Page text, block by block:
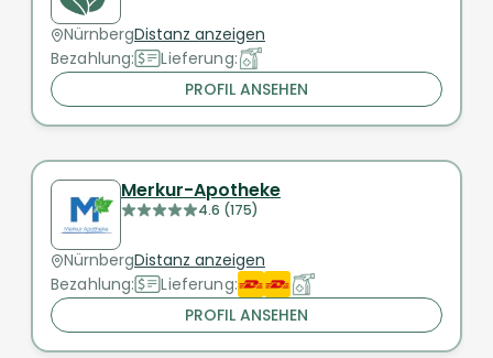
NürnbergDistanz anzeigen
Bezahlung:
Lieferung:
PROFIL ANSEHEN
Merkur-Apotheke
4.6 (175)
NürnbergDistanz anzeigen
Bezahlung:
Lieferung:
PROFIL ANSEHEN